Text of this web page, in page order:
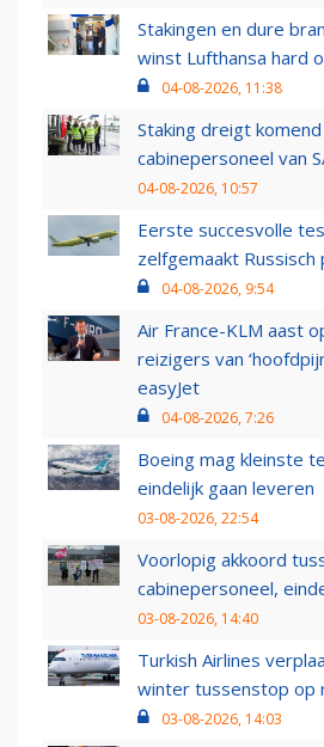
Stakingen en dure
winst Lufthansa hard
04-08-2026, 11:38
Staking dreigt
cabinepersoneel van
04-08-2026, 10:57
Eerste succesvolle
zelfgemaakt
04-08-2026, 9:54
Air France-KLM aast
reizigers van
easyJet
04-08-2026, 7:26
Boeing mag kleinste
eindelijk gaan leveren
03-08-2026, 22:54
Voorlopig akkoord
cabinepersoneel,
03-08-2026, 14:40
Turkish Airlines
winter tussenstop op
03-08-2026, 14:03